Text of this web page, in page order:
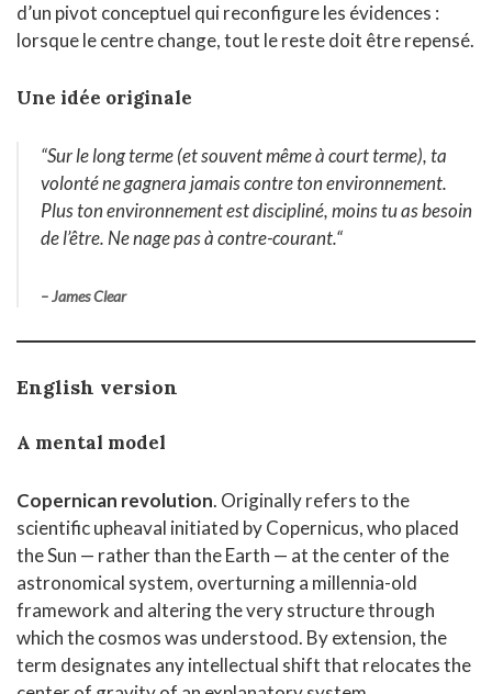
d’un pivot conceptuel qui reconfigure les évidences :
lorsque le centre change, tout le reste doit être repensé.
Une idée originale
“Sur le long terme (et souvent même à court terme), ta
volonté ne gagnera jamais contre ton environnement.
Plus ton environnement est discipliné, moins tu as besoin
de l’être. Ne nage pas à contre-courant.“
– James Clear
English version
A mental model
Copernican revolution. Originally refers to the
scientific upheaval initiated by Copernicus, who placed
the Sun — rather than the Earth — at the center of the
astronomical system, overturning a millennia-old
framework and altering the very structure through
which the cosmos was understood. By extension, the
term designates any intellectual shift that relocates the